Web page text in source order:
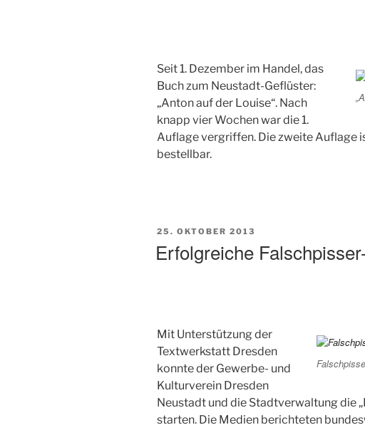
Seit 1. Dezember im Handel, das
Buch zum Neustadt-Geflüster:
„Anton auf der Louise“. Nach
knapp vier Wochen war die 1.
Auflage vergriffen. Die zweite Auflage
bestellbar.
VERÖFFENTLICHT
25. OKTOBER 2013
Erfolgreiche
Mit Unterstützung der
Textwerkstatt Dresden
konnte der Gewerbe- und
Kulturverein Dresden
Neustadt und die Stadtverwaltung die
starten. Die Medien berichteten